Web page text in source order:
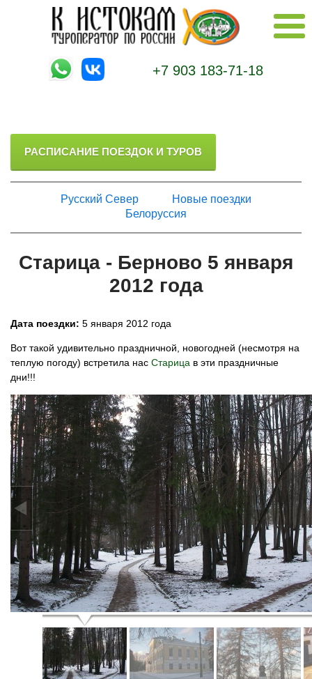
+7 903 183-71-18
РАСПИСАНИЕ ПОЕЗДОК И ТУРОВ
Русский Север
Новые поездки
Белоруссия
Старица - Берново 5 января
2012 года
Дата поездки: 5 января 2012 года
Вот такой удивительно праздничной, новогодней (несмотря на
теплую погоду) встретила нас Старица в эти праздничные
дни!!!